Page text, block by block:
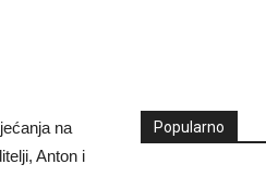
na
Anton i
Popularno